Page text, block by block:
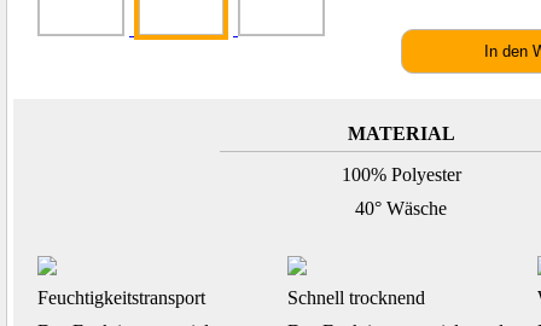
MATERIAL
100% Polyester
40° Wäsche
Feuchtigkeitstransport
Schnell trocknend